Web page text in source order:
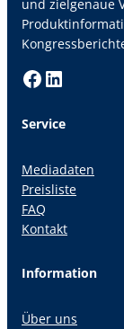
und zielgenaue
Facebook LinkedIn
Service
Mediadaten
Preisliste
FAQ
Kontakt
Information
Über uns